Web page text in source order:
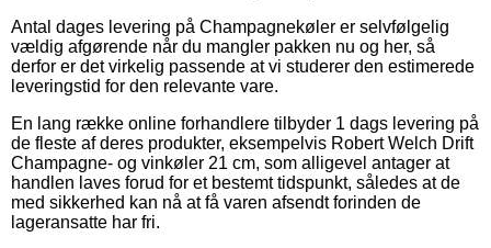
Antal dages levering på Champagnekøler er selvfølgelig
vældig afgørende når du mangler pakken nu og her, så
derfor er det virkelig passende at vi studerer den estimerede
leveringstid for den relevante vare.
En lang række online forhandlere tilbyder 1 dags levering på
de fleste af deres produkter, eksempelvis Robert Welch Drift
Champagne- og vinkøler 21 cm, som alligevel antager at
handlen laves forud for et bestemt tidspunkt, således at de
med sikkerhed kan nå at få varen afsendt forinden de
lageransatte har fri.